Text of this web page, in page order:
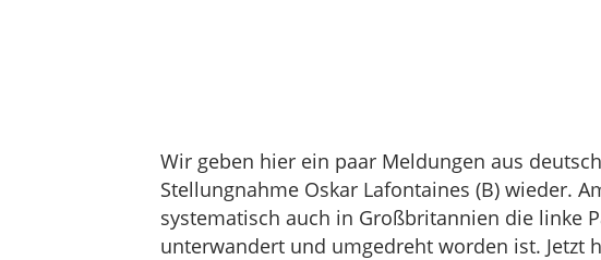
Wir geben hier ein paar Meldungen aus
Stellungnahme Oskar Lafontaines (B) wieder.
systematisch auch in Großbritannien die linke
unterwandert und umgedreht worden ist. Jetzt